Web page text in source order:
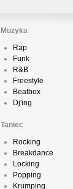
Muzyka
Rap
Funk
R&B
Freestyle
Beatbox
Dj'ing
Taniec
Rocking
Breakdance
Locking
Popping
Krumping